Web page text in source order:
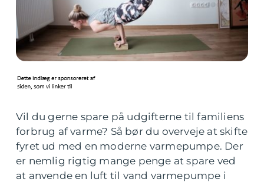
Vil du gerne spare på udgifterne til familiens
forbrug af varme? Så bør du overveje at skifte
fyret ud med en moderne varmepumpe. Der
er nemlig rigtig mange penge at spare ved
at anvende en luft til vand varmepumpe i